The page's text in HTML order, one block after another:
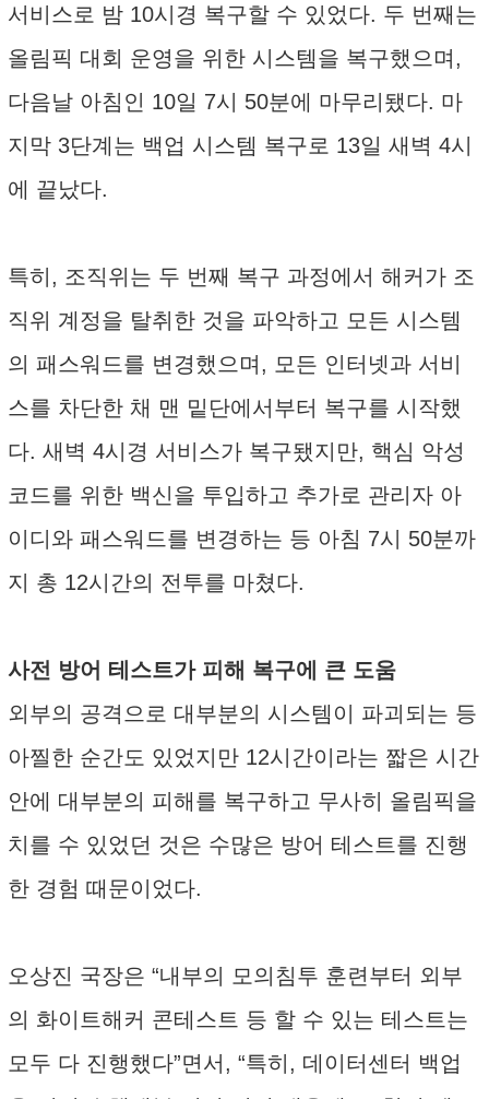
서비스로 밤 10시경 복구할 수 있었다. 두 번째는
올림픽 대회 운영을 위한 시스템을 복구했으며,
다음날 아침인 10일 7시 50분에 마무리됐다. 마
지막 3단계는 백업 시스템 복구로 13일 새벽 4시
에 끝났다.
특히, 조직위는 두 번째 복구 과정에서 해커가 조
직위 계정을 탈취한 것을 파악하고 모든 시스템
의 패스워드를 변경했으며, 모든 인터넷과 서비
스를 차단한 채 맨 밑단에서부터 복구를 시작했
다. 새벽 4시경 서비스가 복구됐지만, 핵심 악성
코드를 위한 백신을 투입하고 추가로 관리자 아
이디와 패스워드를 변경하는 등 아침 7시 50분까
지 총 12시간의 전투를 마쳤다.
사전 방어 테스트가 피해 복구에 큰 도움
외부의 공격으로 대부분의 시스템이 파괴되는 등
아찔한 순간도 있었지만 12시간이라는 짧은 시간
안에 대부분의 피해를 복구하고 무사히 올림픽을
치를 수 있었던 것은 수많은 방어 테스트를 진행
한 경험 때문이었다.
오상진 국장은 “내부의 모의침투 훈련부터 외부
의 화이트해커 콘테스트 등 할 수 있는 테스트는
모두 다 진행했다”면서, “특히, 데이터센터 백업